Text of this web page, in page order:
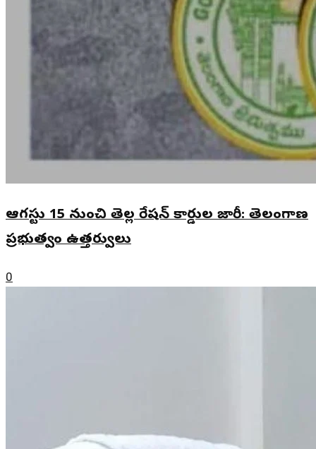
ఆగస్టు 15 నుంచి తెల్ల రేషన్ కార్డుల జారీ: తెలంగాణ
ప్రభుత్వం ఉత్తర్వులు
0